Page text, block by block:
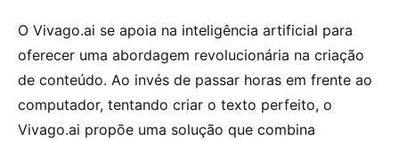
O Vivago.ai se apoia na inteligência artificial para
oferecer uma abordagem revolucionária na criação
de conteúdo. Ao invés de passar horas em frente ao
computador, tentando criar o texto perfeito, o
Vivago.ai propõe uma solução que combina